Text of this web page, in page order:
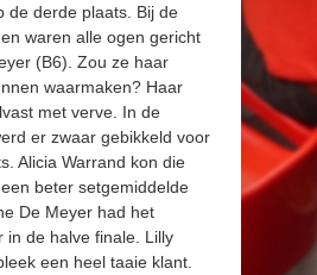
de derde plaats. Bij de
waren alle ogen gericht
(B6). Zou ze haar
waarmaken? Haar
met verve. In de
er zwaar gebikkeld voor
Alicia Warrand kon die
beter setgemiddelde
De Meyer had het
in de halve finale. Lilly
een heel taaie klant.